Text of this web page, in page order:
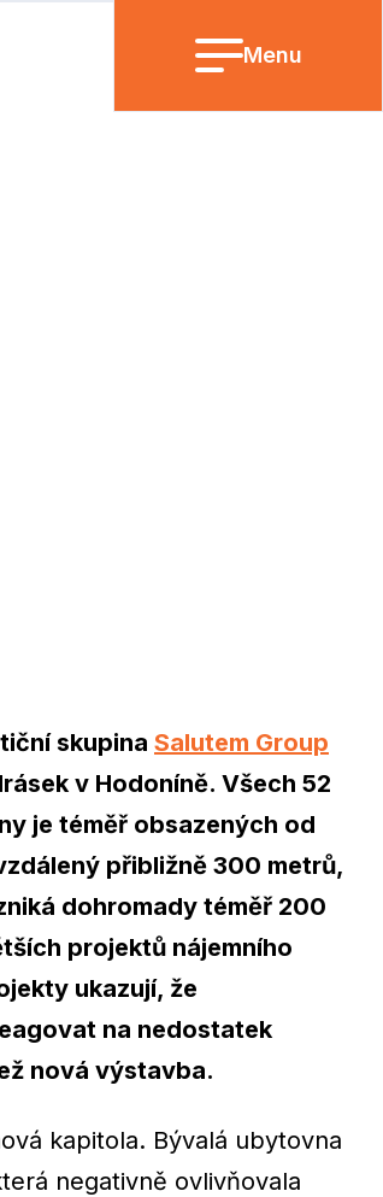
Menu
skupina Salutem Group
v Hodoníně. Všech 52
je téměř obsazených od
přibližně 300 metrů,
dohromady téměř 200
projektů nájemního
ukazují, že
na nedostatek
nová výstavba.
kapitola. Bývalá ubytovna
negativně ovlivňovala